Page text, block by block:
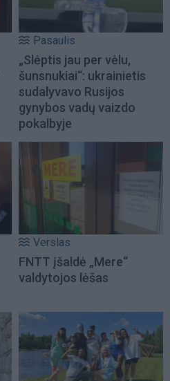
Pasaulis
„Slėptis jau per vėlu,
šunsnukiai“: ukrainietis
sudalyvavo Rusijos
gynybos vadų vaizdo
pokalbyje
Verslas
FNTT įšaldė „Mere“
valdytojos lėšas